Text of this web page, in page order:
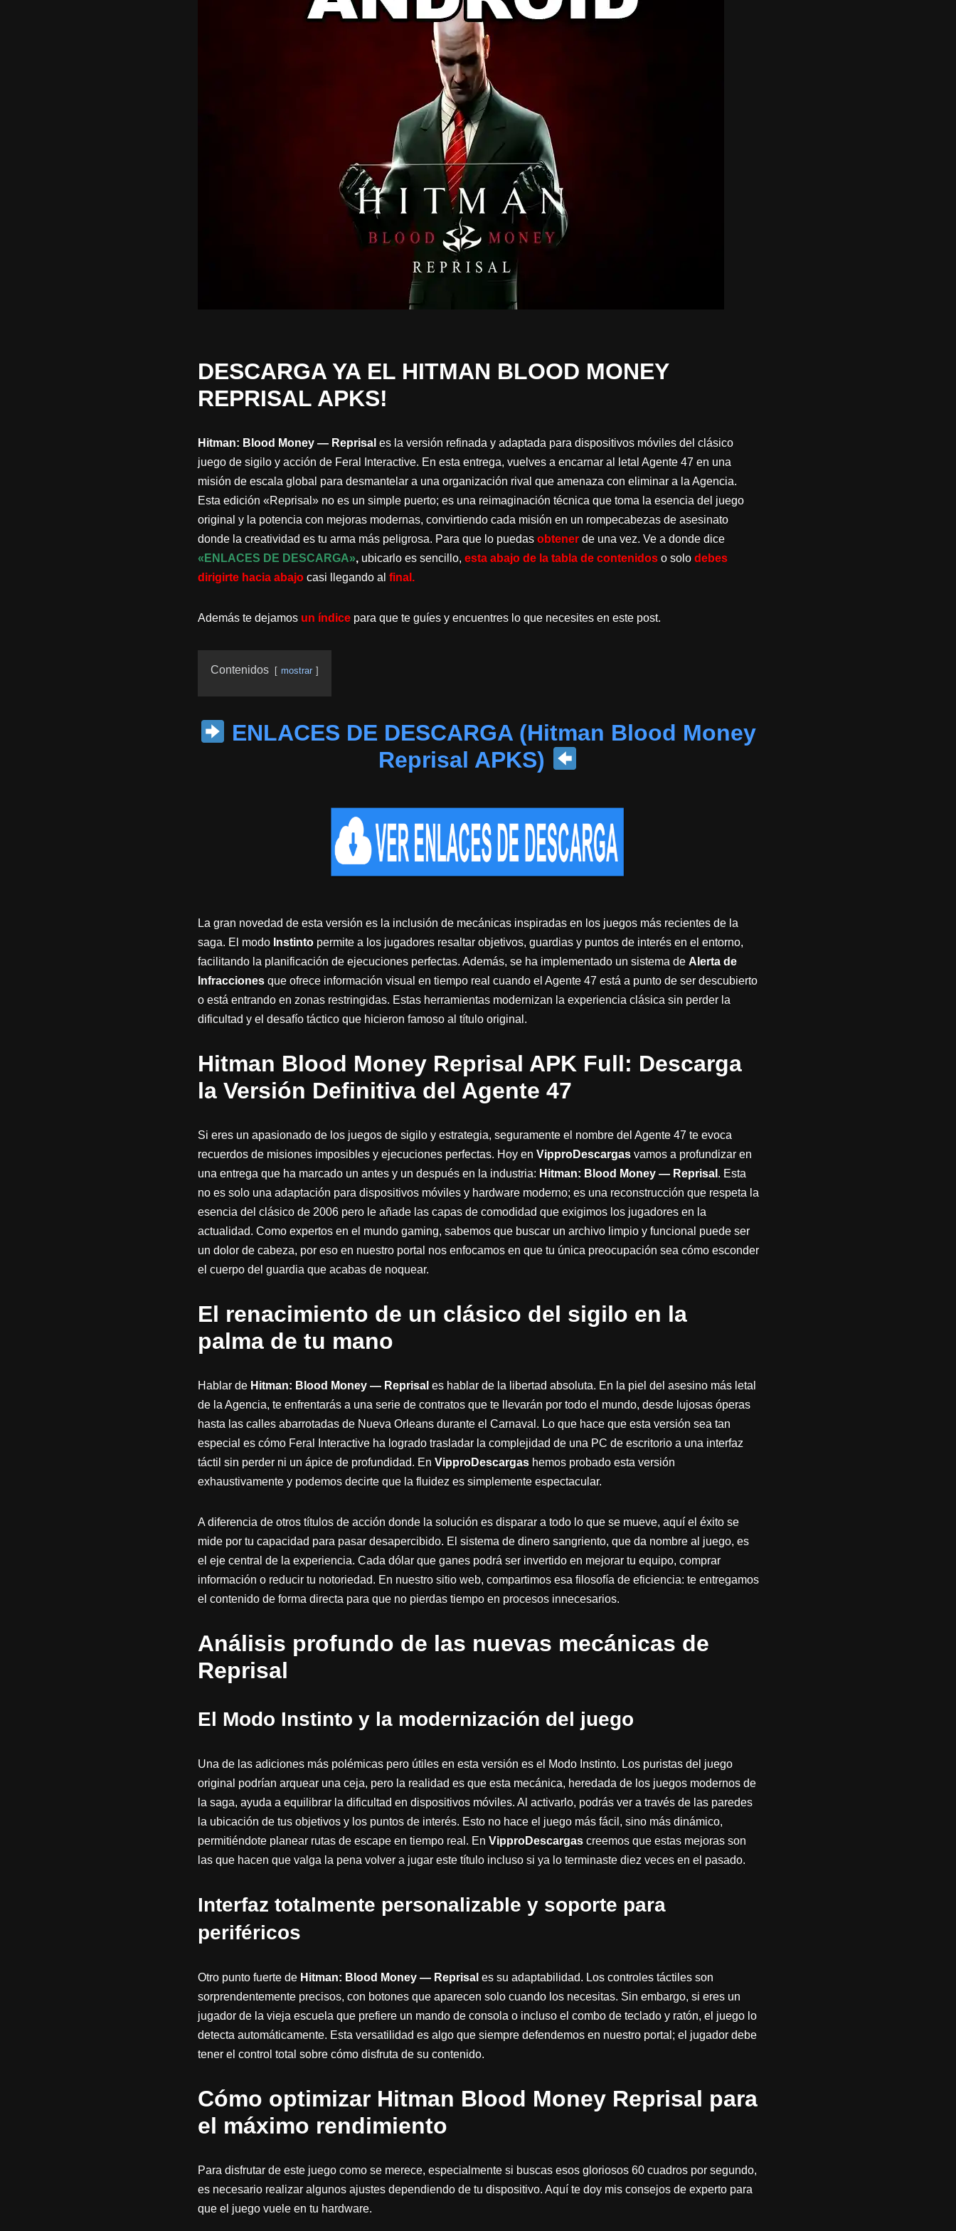
DESCARGA YA EL HITMAN BLOOD MONEY
REPRISAL APKS!
Hitman: Blood Money — Reprisal es la versión refinada y adaptada para dispositivos móviles del clásico
juego de sigilo y acción de Feral Interactive. En esta entrega, vuelves a encarnar al letal Agente 47 en una
misión de escala global para desmantelar a una organización rival que amenaza con eliminar a la Agencia.
Esta edición «Reprisal» no es un simple puerto; es una reimaginación técnica que toma la esencia del juego
original y la potencia con mejoras modernas, convirtiendo cada misión en un rompecabezas de asesinato
donde la creatividad es tu arma más peligrosa. Para que lo puedas obtenerde una vez. Ve a donde dice
«ENLACES DE DESCARGA»,ubicarlo es sencillo, esta abajo de la tabla de contenidoso solo debes
dirigirte hacia abajocasi llegando al final.
Además te dejamos un índice para que te guíes y encuentres lo que necesites en este post.
Contenidos mostrar
ENLACES DE DESCARGA (Hitman Blood Money
Reprisal APKS)
La gran novedad de esta versión es la inclusión de mecánicas inspiradas en los juegos más recientes de la
saga. El modo Instintopermite a los jugadores resaltar objetivos, guardias y puntos de interés en el entorno,
facilitando la planificación de ejecuciones perfectas. Además, se ha implementado un sistema de Alerta de
Infraccionesque ofrece información visual en tiempo real cuando el Agente 47 está a punto de ser descubierto
o está entrando en zonas restringidas. Estas herramientas modernizan la experiencia clásica sin perder la
dificultad y el desafío táctico que hicieron famoso al título original.
Hitman Blood Money Reprisal APK Full: Descarga
la Versión Definitiva del Agente 47
Si eres un apasionado de los juegos de sigilo y estrategia, seguramente el nombre del Agente 47 te evoca
recuerdos de misiones imposibles y ejecuciones perfectas. Hoy en VipproDescargasvamos a profundizar en
una entrega que ha marcado un antes y un después en la industria: Hitman: Blood Money — Reprisal . Esta
no es solo una adaptación para dispositivos móviles y hardware moderno; es una reconstrucción que respeta la
esencia del clásico de 2006 pero le añade las capas de comodidad que exigimos los jugadores en la
actualidad. Como expertos en el mundo gaming, sabemos que buscar un archivo limpio y funcional puede ser
un dolor de cabeza, por eso en nuestro portal nos enfocamos en que tu única preocupación sea cómo esconder
el cuerpo del guardia que acabas de noquear.
El renacimiento de un clásico del sigilo en la
palma de tu mano
Hablar de Hitman: Blood Money — Reprisal es hablar de la libertad absoluta. En la piel del asesino más letal
de la Agencia, te enfrentarás a una serie de contratos que te llevarán por todo el mundo, desde lujosas óperas
hasta las calles abarrotadas de Nueva Orleans durante el Carnaval. Lo que hace que esta versión sea tan
especial es cómo Feral Interactive ha logrado trasladar la complejidad de una PC de escritorio a una interfaz
táctil sin perder ni un ápice de profundidad. En VipproDescargashemos probado esta versión
exhaustivamente y podemos decirte que la fluidez es simplemente espectacular.
A diferencia de otros títulos de acción donde la solución es disparar a todo lo que se mueve, aquí el éxito se
mide por tu capacidad para pasar desapercibido. El sistema de dinero sangriento, que da nombre al juego, es
el eje central de la experiencia. Cada dólar que ganes podrá ser invertido en mejorar tu equipo, comprar
información o reducir tu notoriedad. En nuestro sitio web, compartimos esa filosofía de eficiencia: te entregamos
el contenido de forma directa para que no pierdas tiempo en procesos innecesarios.
Análisis profundo de las nuevas mecánicas de
Reprisal
El Modo Instinto y la modernización del juego
Una de las adiciones más polémicas pero útiles en esta versión es el Modo Instinto. Los puristas del juego
original podrían arquear una ceja, pero la realidad es que esta mecánica, heredada de los juegos modernos de
la saga, ayuda a equilibrar la dificultad en dispositivos móviles. Al activarlo, podrás ver a través de las paredes
la ubicación de tus objetivos y los puntos de interés. Esto no hace el juego más fácil, sino más dinámico,
permitiéndote planear rutas de escape en tiempo real. En VipproDescargascreemos que estas mejoras son
las que hacen que valga la pena volver a jugar este título incluso si ya lo terminaste diez veces en el pasado.
Interfaz totalmente personalizable y soporte para
periféricos
Otro punto fuerte de Hitman: Blood Money — Reprisal es su adaptabilidad. Los controles táctiles son
sorprendentemente precisos, con botones que aparecen solo cuando los necesitas. Sin embargo, si eres un
jugador de la vieja escuela que prefiere un mando de consola o incluso el combo de teclado y ratón, el juego lo
detecta automáticamente. Esta versatilidad es algo que siempre defendemos en nuestro portal; el jugador debe
tener el control total sobre cómo disfruta de su contenido.
Cómo optimizar Hitman Blood Money Reprisal para
el máximo rendimiento
Para disfrutar de este juego como se merece, especialmente si buscas esos gloriosos 60 cuadros por segundo,
es necesario realizar algunos ajustes dependiendo de tu dispositivo. Aquí te doy mis consejos de experto para
que el juego vuele en tu hardware.